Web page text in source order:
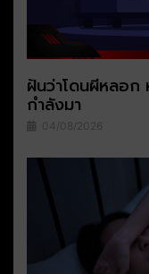
ฝันว่าโดนผีหลอก
กำลังมา
04/08/2026